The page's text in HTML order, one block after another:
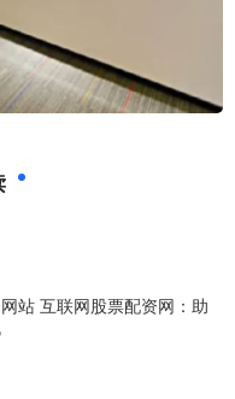
站 互联网股票配资网：助